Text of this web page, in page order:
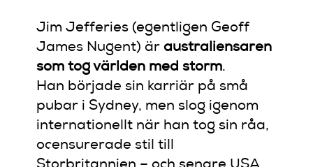
Jim Jefferies (egentligen Geoff
James Nugent) äraustraliensaren
som tog världen med storm.
Han började sin karriär på små
pubar i Sydney, men slog igenom
internationellt när han tog sin råa,
ocensurerade stil till